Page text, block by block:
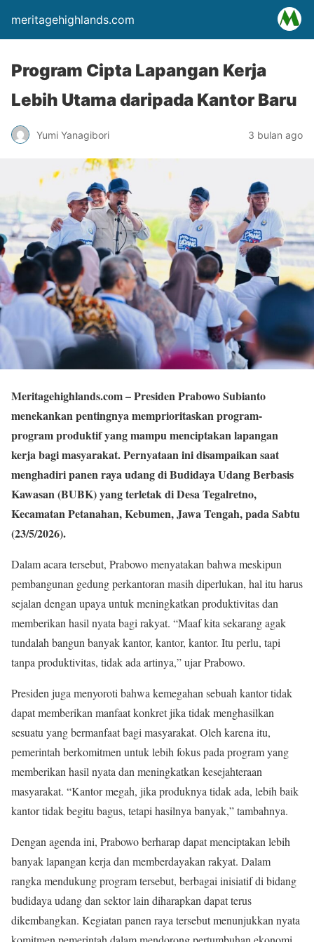
meritagehighlands.com
Program Cipta Lapangan Kerja
Lebih Utama daripada Kantor Baru
Yumi Yanagibori 3 bulan ago
Meritagehighlands.com– Presiden Prabowo Subianto
menekankan pentingnya memprioritaskan program-
program produktif yang mampu menciptakan lapangan
kerja bagi masyarakat. Pernyataan ini disampaikan saat
menghadiri panen raya udang di Budidaya Udang Berbasis
Kawasan (BUBK) yang terletak di Desa Tegalretno,
Kecamatan Petanahan, Kebumen, Jawa Tengah, pada Sabtu
(23/5/2026).
Dalam acara tersebut, Prabowo menyatakan bahwa meskipun
pembangunan gedung perkantoran masih diperlukan, hal itu harus
sejalan dengan upaya untuk meningkatkan produktivitas dan
memberikan hasil nyata bagi rakyat. “Maaf kita sekarang agak
tundalah bangun banyak kantor, kantor, kantor. Itu perlu, tapi
tanpa produktivitas, tidak ada artinya,” ujar Prabowo.
Presiden juga menyoroti bahwa kemegahan sebuah kantor tidak
dapat memberikan manfaat konkret jika tidak menghasilkan
sesuatu yang bermanfaat bagi masyarakat. Oleh karena itu,
pemerintah berkomitmen untuk lebih fokus pada program yang
memberikan hasil nyata dan meningkatkan kesejahteraan
masyarakat. “Kantor megah, jika produknya tidak ada, lebih baik
kantor tidak begitu bagus, tetapi hasilnya banyak,” tambahnya.
Dengan agenda ini, Prabowo berharap dapat menciptakan lebih
banyak lapangan kerja dan memberdayakan rakyat. Dalam
rangka mendukung program tersebut, berbagai inisiatif di bidang
budidaya udang dan sektor lain diharapkan dapat terus
dikembangkan. Kegiatan panen raya tersebut menunjukkan nyata